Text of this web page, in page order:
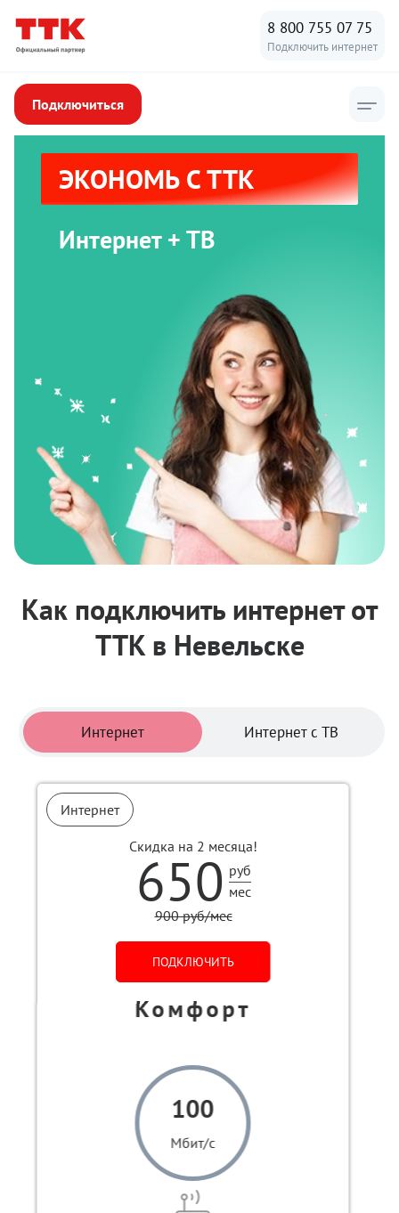
8 800 755 07 75
Подключить интернет
Подключиться
ЭКОНОМЬ С ТТК
Интернет + ТВ
Как подключить интернет от
ТТК в Невельске
Интернет Интернет с ТВ
Тарифы
Интернет
Скидка на 2 месяца!
650 руб
мес
900 руб/мес
ПОДКЛЮЧИТЬ
Комфорт
100
Мбит/с